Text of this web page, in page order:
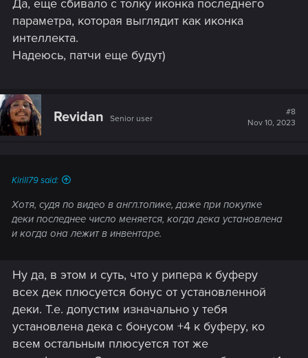
Да, еще сбивало с толку иконка последнего
параметра, которая выглядит как иконка
интеллекта.
Надеюсь, патчи еще будут)
Revidan Senior user
#8
Nov 10, 2023
Kirill79 said:
Хотя, судя по видео в англ.топике, даже при покупке
деки последнее число меняется, когда дека установлена
и когда она лежит в инвентаре.
Ну да, в этом и суть, что у рипера к буферу
всех дек плюсуется бонус от установленной
деки. Т.е. допустим изначально у тебя
установлена дека с бонусом +4 к буферу, ко
всем остальным плюсуется тот же